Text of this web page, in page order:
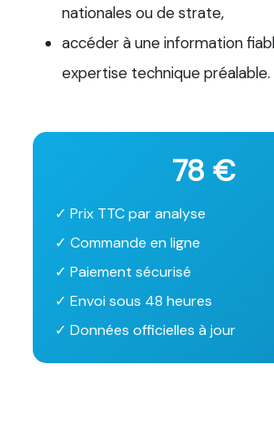
nationales ou de strate,
accéder à une information
expertise technique préalable.
78 €
✓ Prix TTC par analyse
✓ Commande en ligne
✓ Paiement sécurisé
✓ Envoi sous 48 heures
✓ Données officielles à jour